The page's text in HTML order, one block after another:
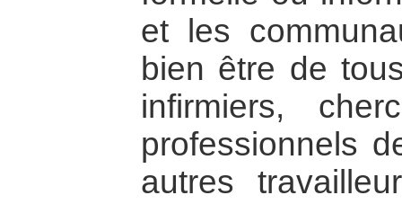
et les
bien être de
infirmiers,
professionnels
autres